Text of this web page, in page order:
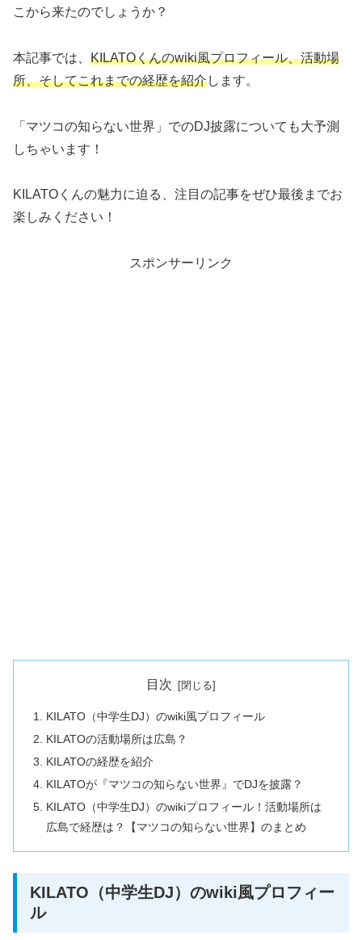
こから来たのでしょうか？
本記事では、 KILATOくんのwiki風プロフィール、活動場
所、そしてこれまでの経歴を紹介します。
「マツコの知らない世界」でのDJ披露についても大予測
しちゃいます！
KILATOくんの魅力に迫る、注目の記事をぜひ最後までお
楽しみください！
スポンサーリンク
目次
KILATO（中学生DJ）のwiki風プロフィール
KILATOの活動場所は広島？
KILATOの経歴を紹介
KILATOが『マツコの知らない世界』でDJを披露？
KILATO（中学生DJ）のwikiプロフィール！活動場所は
広島で経歴は？【マツコの知らない世界】のまとめ
KILATO（中学生DJ）のwiki風プロフィー
ル